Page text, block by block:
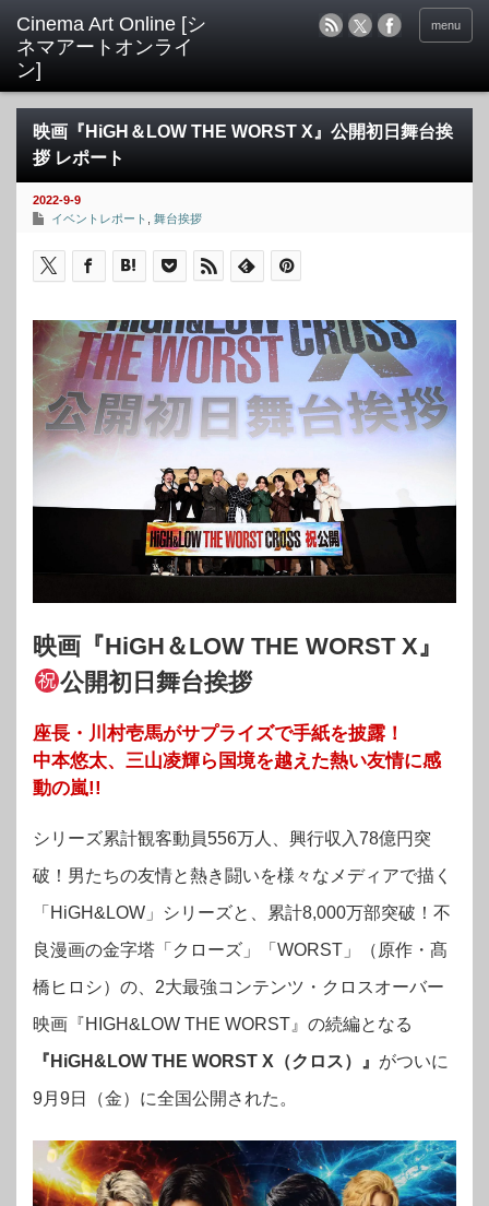
menu
映画『HiGH＆LOW THE WORST X』公開初日舞台挨
拶 レポート
2022-9-9
イベントレポート
舞台挨拶
映画『HiGH＆LOW THE WORST X』
公開初日舞台挨拶
座長・川村壱馬がサプライズで手紙を披露！
中本悠太、三山凌輝ら国境を越えた熱い友情に感
動の嵐!!
シリーズ累計観客動員556万人、興行収入78億円突
破！男たちの友情と熱き闘いを様々なメディアで描く
「HiGH&LOW」シリーズと、累計8,000万部突破！不
良漫画の金字塔「クローズ」「WORST」（原作・髙
橋ヒロシ）の、2大最強コンテンツ・クロスオーバー
映画『HIGH&LOW THE WORST』の続編となる
『HiGH&LOW THE WORST X（クロス）』 がついに
9月9日（金）に全国公開された。